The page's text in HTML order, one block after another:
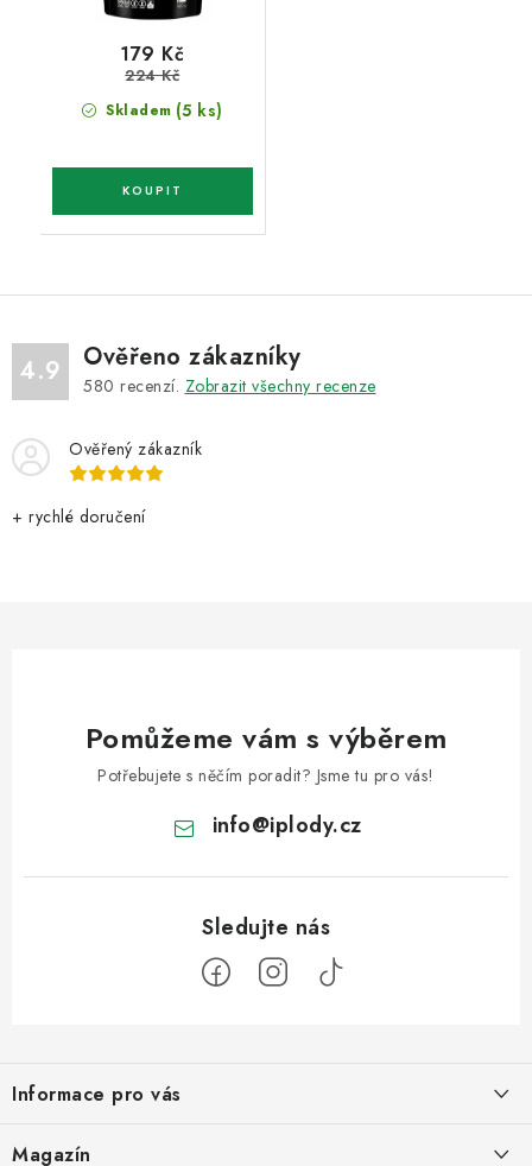
Skladem (5 ks)
179 Kč
224 Kč
4.9 Ověřeno zákazníky
580 recenzí. Zobrazit všechny recenze
Ověřený zákazník
+ rychlé doručení
Pomůžeme vám s výběrem
Potřebujete s něčím poradit? Jsme tu pro vás!
info@iplody.cz
p
a
Informace pro vás
Doprava a platba
Magazín